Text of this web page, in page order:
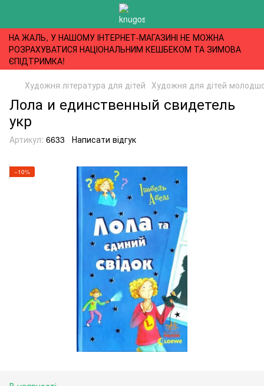
НА ЖАЛЬ, У НАШОМУ ІНТЕРНЕТ-МАГАЗИНІ НЕ МОЖНА
РОЗРАХУВАТИСЯ НАЦІОНАЛЬНИМ КЕШБЕКОМ ТА ЗИМОВА
ЄПІДТРИМКА!
Художня література для дітей Художня для дітей
Лола и единственный свидетель
укр
Артикул: 6633 Написати відгук
−10%